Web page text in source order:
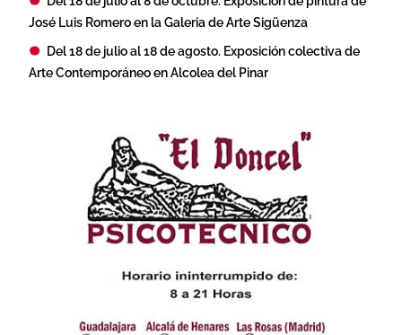
José Luis Romero en la Galeria de Arte Sigüenza
Del 18 de julio al 18 de agosto. Exposición colectiva de
Arte Contemporáneo en Alcolea del Pinar